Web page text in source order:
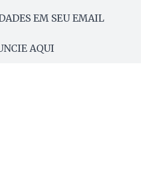
EM SEU EMAIL
AQUI